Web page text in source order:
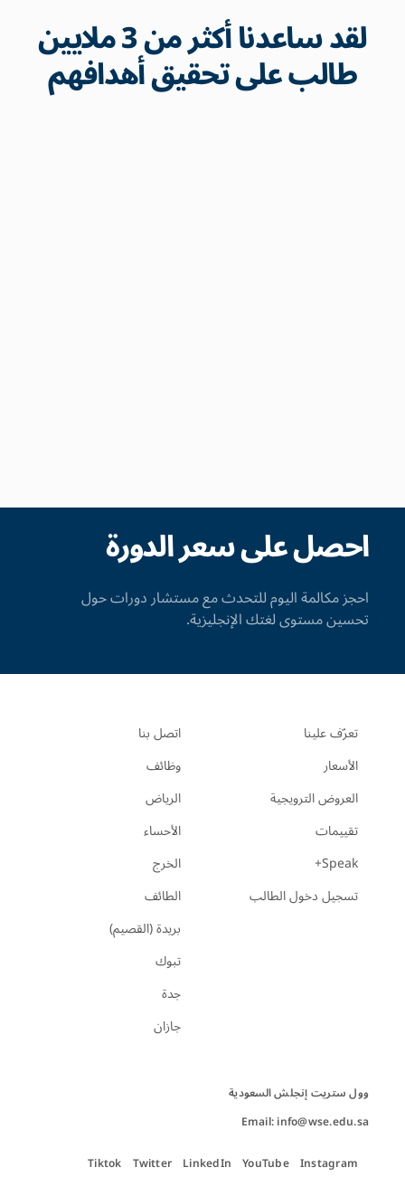
لقد ساعدنا أكثر من 3 ملايين
طالب على تحقيق أهدافهم
احصل على سعر الدورة
احجز مكالمة اليوم للتحدث مع مستشار دورات حول
تحسين مستوى لغتك الإنجليزية.
تعرّف علينا
الأسعار
العروض الترويجية
تقييمات
Speak+
تسجيل دخول الطالب
اتصل بنا
وظائف
الرياض
الأحساء
الطائف
بريدة (القصيم)
وول ستريت إنجلش السعودية
Email: info@wse.edu.sa
Instagram
YouTube
LinkedIn
Twitter
Tiktok